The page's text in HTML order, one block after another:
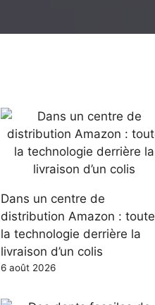
Dans un centre de
distribution Amazon : toute
la technologie derrière la
livraison d’un colis
6 août 2026